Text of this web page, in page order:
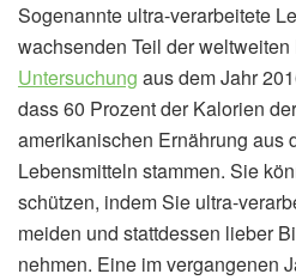
Sogenannte ultra-verarbeitete
wachsenden Teil der
Untersuchung aus dem Jahr
dass 60 Prozent der Kalorien
amerikanischen Ernährung aus
Lebensmitteln stammen. Sie
schützen, indem Sie ultra-
meiden und stattdessen lieber
nehmen. Eine im vergangenen